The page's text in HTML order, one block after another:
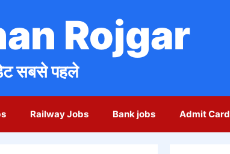
Rojgar
सबसे पहले
Railway Jobs Bank jobs Admit Card